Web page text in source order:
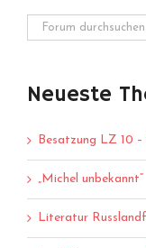
Neueste
Besatzung LZ 10
„Michel unbekannt“
Literatur